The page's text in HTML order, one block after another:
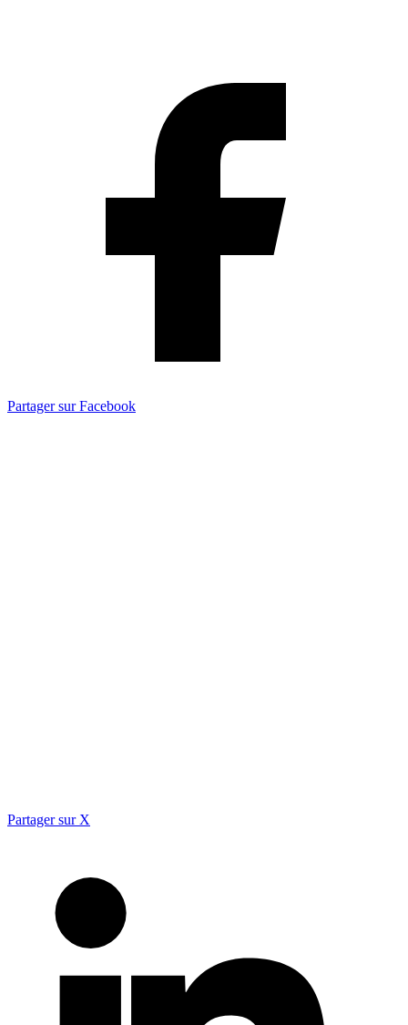
Partager sur Facebook
Partager sur X